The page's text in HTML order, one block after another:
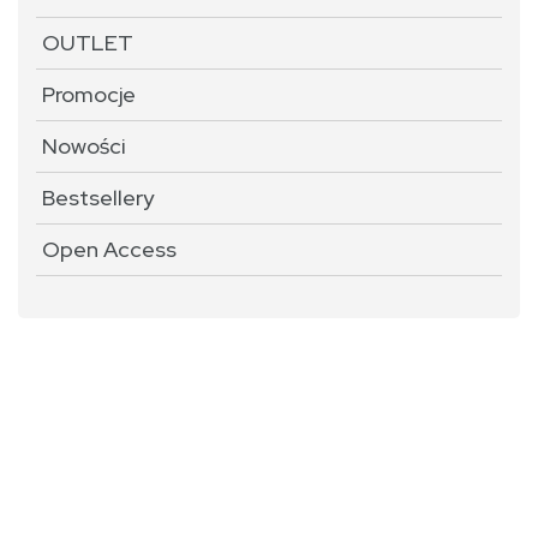
OUTLET
Promocje
Nowości
Bestsellery
Open Access